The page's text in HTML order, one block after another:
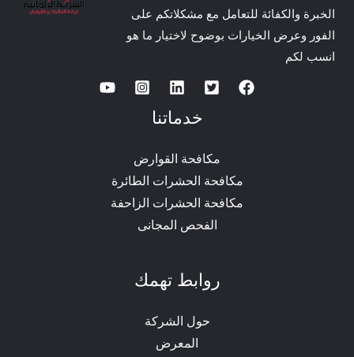
الخبرة والكفائة للتعامل مع مشكلاتكم على
الفور وعرض الخيارات بوضوح لاختيار ما هو
انسب لكم
خدماتنا
مكافحة القوارض
مكافحة الحشرات الطائرة
مكافحة الحشرات الزاحفة
الفحص المجانى
روابط تهمك
حول الشركة
المعرض